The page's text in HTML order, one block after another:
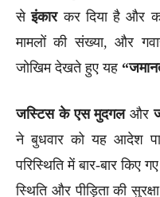
सेइंकारकर दिया है और
मामलों की संख्या, और
जोखिम देखते हुए यह
जस्टिस के एस मुदगलऔर
ने बुधवार को यह आदेश
परिस्थिति में बार-बार किए
स्थिति और पीड़िता की